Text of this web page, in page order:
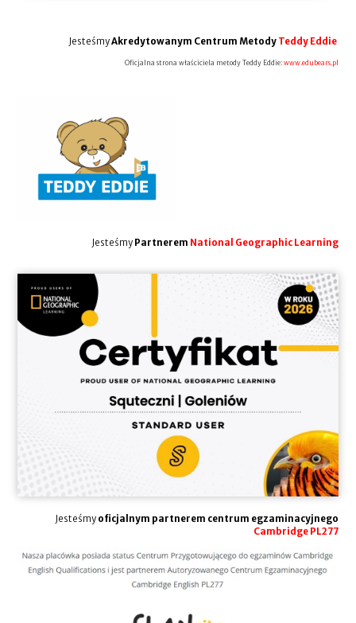
JesteśmyAkredytowanym Centrum Metody Teddy Eddie
Oficjalna strona właściciela metody Teddy Eddie: www.edubears.pl
Jesteśmy Partnerem National Geographic Learning
Jesteśmy oficjalnym partnerem centrum egzaminacyjnego
Cambridge PL277